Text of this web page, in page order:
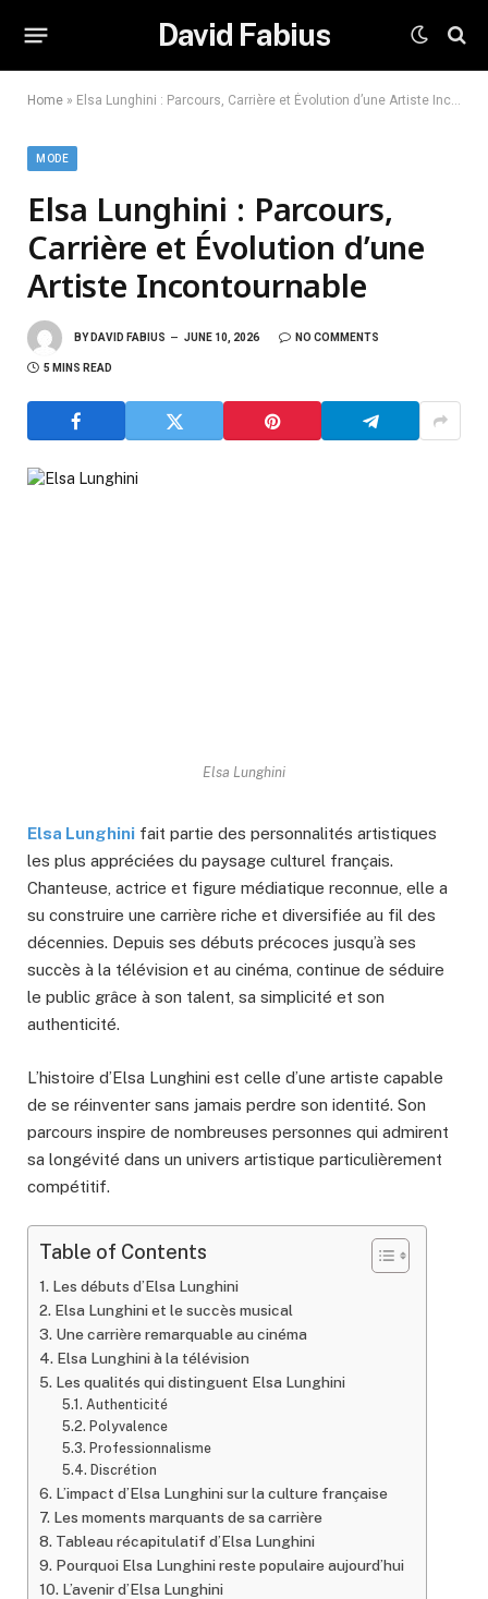
David Fabius
Home » Elsa Lunghini : Parcours, Carrière et Évolution d’une Artiste Incontournable
MODE
Elsa Lunghini : Parcours,
Carrière et Évolution d’une
Artiste Incontournable
BY DAVID FABIUS JUNE 10, 2026 NO COMMENTS
5 MINS READ
Elsa Lunghini
Elsa Lunghini fait partie des personnalités artistiques
les plus appréciées du paysage culturel français.
Chanteuse, actrice et figure médiatique reconnue, elle a
su construire une carrière riche et diversifiée au fil des
décennies. Depuis ses débuts précoces jusqu’à ses
succès à la télévision et au cinéma, continue de séduire
le public grâce à son talent, sa simplicité et son
authenticité.
L’histoire d’Elsa Lunghini est celle d’une artiste capable
de se réinventer sans jamais perdre son identité. Son
parcours inspire de nombreuses personnes qui admirent
sa longévité dans un univers artistique particulièrement
compétitif.
Table of Contents
Les débuts d’Elsa Lunghini
Elsa Lunghini et le succès musical
Une carrière remarquable au cinéma
Elsa Lunghini à la télévision
Les qualités qui distinguent Elsa Lunghini
Authenticité
Polyvalence
Professionnalisme
Discrétion
L’impact d’Elsa Lunghini sur la culture française
Les moments marquants de sa carrière
Tableau récapitulatif d’Elsa Lunghini
Pourquoi Elsa Lunghini reste populaire aujourd’hui
L’avenir d’Elsa Lunghini